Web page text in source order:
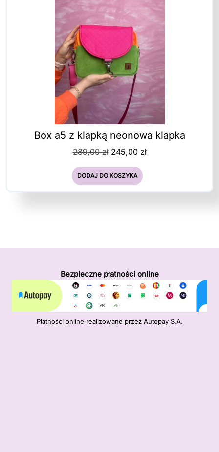
Box a5 z klapką neonowa klapka
289,00zł Pierwotna
wynosiła:
289,00 zł.
245,00 złAktualna
DODAJ DO KOSZYKA
Bezpieczne płatności online
Płatności online realizowane przez Autopay S.A.